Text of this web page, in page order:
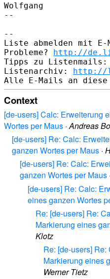
Wolfgang
--
--
Liste abmelden mit
Probleme? http://
Tipps zu Listenmails:
Listenarchiv: http://
Context
[de-users] Calc: Erweiterung
Wortes per Maus ·Andreas
[de-users] Re: Calc:
ganzen Wortes per Maus ·
[de-users] Re: Calc:
ganzen Wortes per Maus
[de-users] Re: Calc:
eines ganzen Wortes
Re: [de-users] Re:
Markierung eines
Klotz
Re: [de-users]
Markierung eines
Werner Tietz